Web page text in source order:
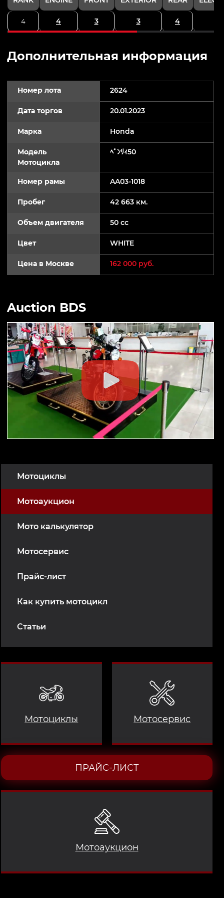
Мотоциклы
Мотоаукцион
Мото калькулятор
Мотосервис
Прайс-лист
Как купить мотоцикл
Статьи
Мотоциклы
Мотоаукцион
Мотосервис
ПРАЙС-ЛИСТ
4 4 3 3 4
Дополнительная информация
Номер лота 2624
Дата торгов 20.01.2023
Марка Honda
Модель
Мотоцикла
ﾍﾞﾝﾘｨ50
Номер рамы AA03-1018
Пробег 42 663 км.
Объем двигателя 50 cc
Цвет WHITE
Цена в Москве 162 000 руб.
Auction BDS